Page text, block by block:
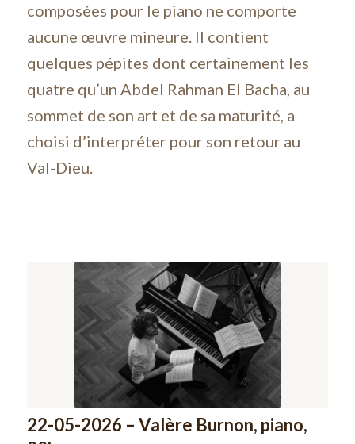
composées pour le piano ne comporte
aucune œuvre mineure. Il contient
quelques pépites dont certainement les
quatre qu’un Abdel Rahman El Bacha, au
sommet de son art et de sa maturité, a
choisi d’interpréter pour son retour au
Val-Dieu.
22-05-2026 – Valère Burnon, piano,